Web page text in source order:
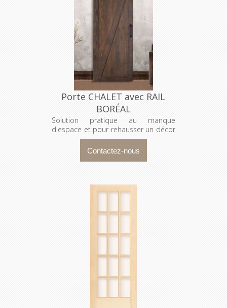
Porte CHALET avec RAIL
BORÉAL
Solution pratique au manque
d'espace et pour rehausser un décor